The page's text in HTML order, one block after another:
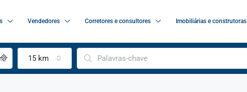
Vendedores Corretores e consultores Imobiliárias e construtoras
15 km